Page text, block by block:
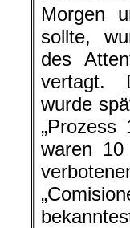
Morgen
sollte,
des
vertagt.
wurde
„Prozess
waren 10